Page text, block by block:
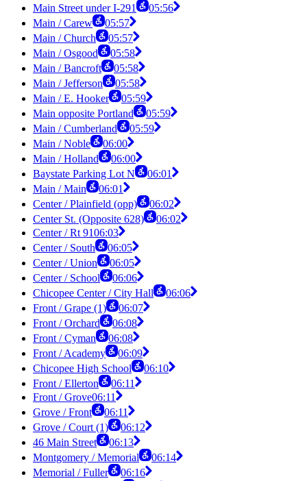
Main Street under I-291
05:56
Main / Carew
05:57
Main / Church
05:57
Main / Osgood
05:58
Main / Bancroft
05:58
Main / Jefferson
05:58
Main / E. Hooker
05:59
Main opposite Portland
05:59
Main / Cumberland
05:59
Main / Noble
06:00
Main / Holland
06:00
Baystate Parking Lot N
06:01
Main / Main
06:01
Center / Plainfield (opp)
06:02
Center St. (Opposite 628)
06:02
Center / Rt 9106:03
Center / South
06:05
Center / Union
06:05
Center / School
06:06
Chicopee Center / City Hall
06:06
Front / Grape (1)
06:07
Front / Orchard
06:08
Front / Cyman
06:08
Front / Academy
06:09
Chicopee High School
06:10
Front / Ellerton
06:11
Front / Grove06:11
Grove / Front
06:11
Grove / Court (1)
06:12
46 Main Street
06:13
Montgomery / Memorial
06:14
Memorial / Fuller
06:16